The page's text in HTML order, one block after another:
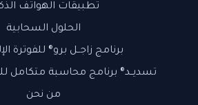
تطبيقات الهواتف
الحلول السحابية
برنامج زاجــل برو® للفوترة
تسديــد® برنامج محاسبة متكامل
من نحن